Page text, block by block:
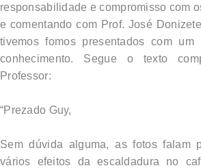
responsabilidade e compromisso com
e comentando com Prof. José
tivemos fomos presentados com
conhecimento. Segue o texto
Professor:
“Prezado Guy,
Sem dúvida alguma, as fotos falam
vários efeitos da escaldadura no